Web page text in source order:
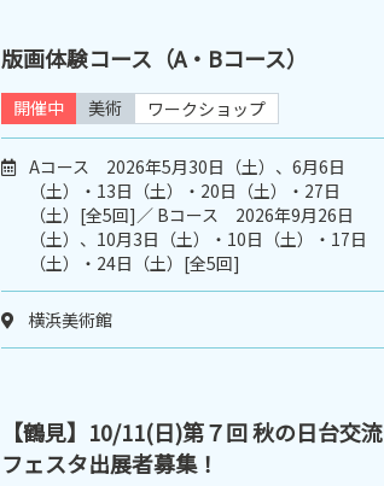
版画体験コース（A・Bコース）
開催中 美術 ワークショップ
Aコース 2026年5月30日（土）、6月6日
（土）・13日（土）・20日（土）・27日
（土）[全5回]／ Bコース 2026年9月26日
（土）、10月3日（土）・10日（土）・17日
（土）・24日（土）[全5回]
横浜美術館
【鶴見】10/11(日)第７回 秋の日台交流
フェスタ出展者募集！